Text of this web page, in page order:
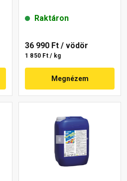
Raktáron
36 990 Ft / vödör
1 850 Ft / kg
Megnézem